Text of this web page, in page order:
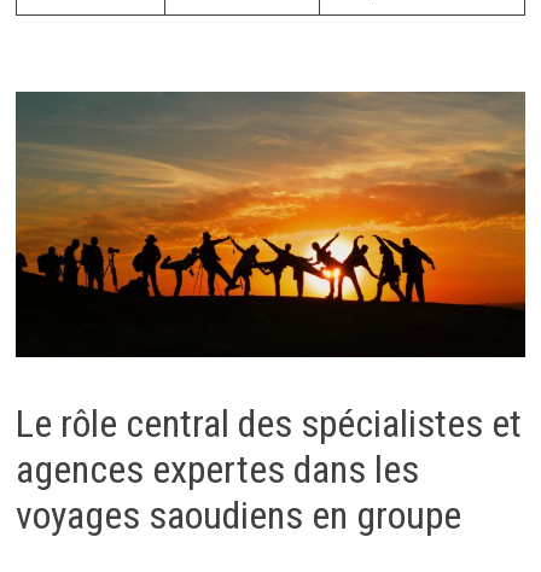
Le rôle central des spécialistes et
agences expertes dans les
voyages saoudiens en groupe